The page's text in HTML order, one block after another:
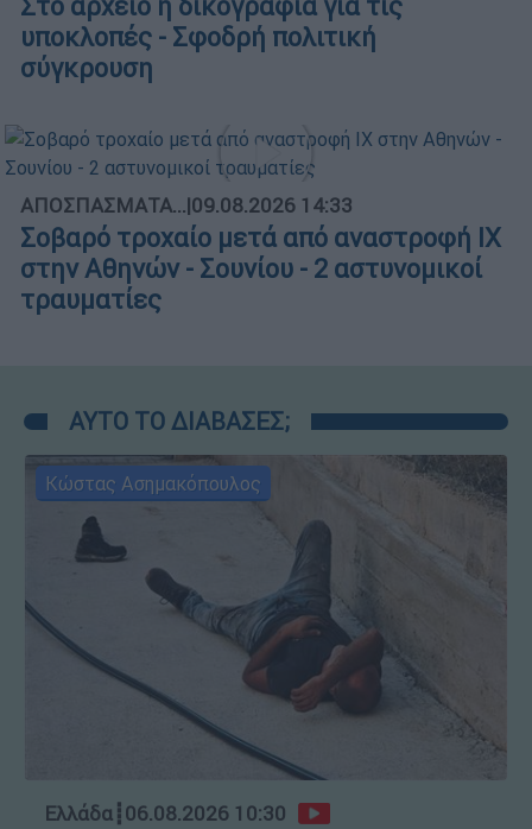
Στο αρχείο η δικογραφία για τις
υποκλοπές - Σφοδρή πολιτική
σύγκρουση
ΑΠΟΣΠΑΣΜΑΤΑ...|09.08.2026 14:33
Σοβαρό τροχαίο μετά από αναστροφή ΙΧ
στην Αθηνών - Σουνίου - 2 αστυνομικοί
τραυματίες
ΑΥΤΟ ΤΟ ΔΙΑΒΑΣΕΣ;
Κώστας Ασημακόπουλος
Ελλάδα┋06.08.2026 10:30